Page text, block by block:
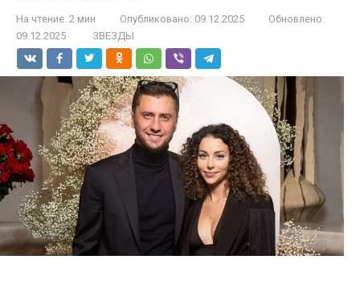
На чтение: 2 мин Опубликовано: 09.12.2025
Обновлено:
09.12.2025
ЗВЕЗДЫ